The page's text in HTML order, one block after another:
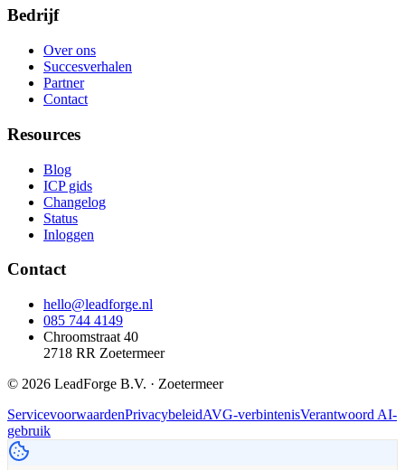
Bedrijf
Over ons
Succesverhalen
Partner
Contact
Resources
Blog
ICP gids
Changelog
Status
Inloggen
Contact
hello@leadforge.nl
085 744 4149
Chroomstraat 40
2718 RR Zoetermeer
© 2026 LeadForge B.V. · Zoetermeer
ServicevoorwaardenPrivacybeleidAVG-verbintenisVerantwoord AI-
gebruik